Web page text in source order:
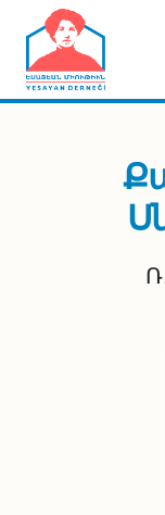
Skip to main content